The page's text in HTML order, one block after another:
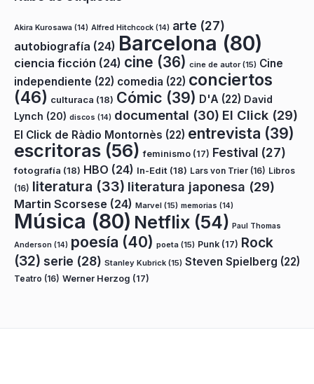
Akira Kurosawa (14) Alfred Hitchcock (14) arte (27)
autobiografía (24) Barcelona (80)
ciencia ficción (24) cine (36) cine de autor(15) Cine
independiente (22) comedia (22) conciertos
(46) culturaca (18) Cómic (39) D'A (22) David
Lynch (20) discos (14) documental (30) El Click (29)
El Click de Ràdio Montornès (22) entrevista (39)
escritoras (56) feminismo (17) Festival (27)
fotografía (18) HBO (24) In-Edit (18) Lars von Trier (16) Libros
(16) literatura (33) literatura japonesa (29)
Martin Scorsese (24) Marvel (15) memorias (14)
Música (80) Netflix (54) Paul Thomas
Anderson (14) poesía (40) poeta (15) Punk (17) Rock
(32) serie (28) Stanley Kubrick (15) Steven Spielberg (22)
Teatro (16) Werner Herzog (17)